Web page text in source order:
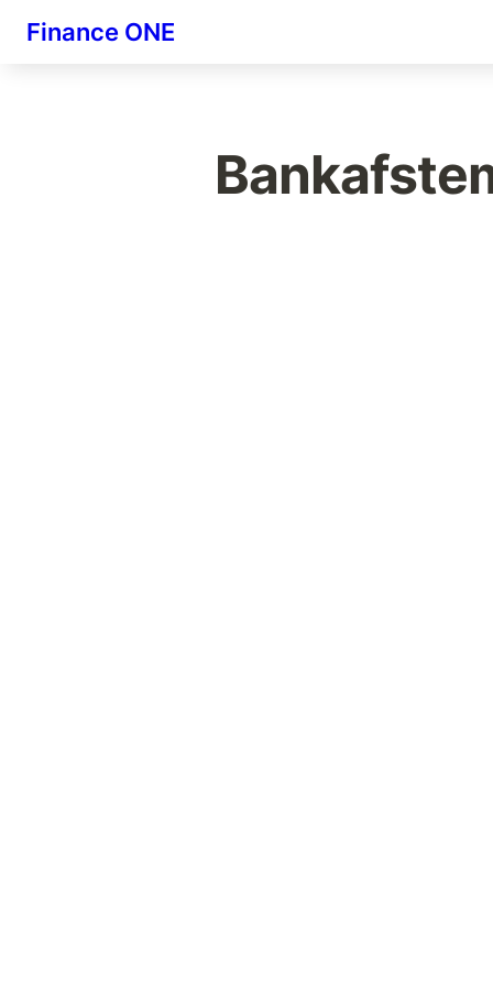
Finance ONE